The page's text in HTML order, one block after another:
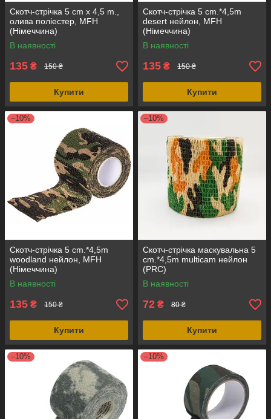
Скотч-стрічка 5 cm x 4,5 m.,
олива поліестер, MFH
(Німеччина)
В наявності
135 ₴ 150 ₴
Купити
Скотч-стрічка 5 cm.*4,5m
desert нейлон, MFH
(Німеччина)
В наявності
135 ₴ 150 ₴
Купити
–10%
Скотч-стрічка 5 cm.*4,5m
woodland нейлон, MFH
(Німеччина)
В наявності
135 ₴ 150 ₴
Купити
–10%
Скотч-стрічка маскувальна 5
cm.*4,5m multicam нейлон
(PRC)
В наявності
72 ₴ 80 ₴
Купити
–10% –10%